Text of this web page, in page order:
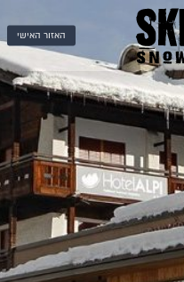
האזור האישי